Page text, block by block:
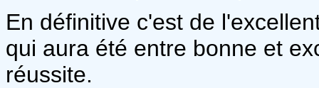
En définitive c'est de
qui aura été entre bonne et
réussite.